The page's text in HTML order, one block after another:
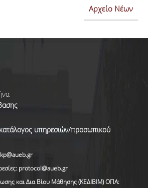
Αρχείο Νέων
υπηρεσιών/προσωπικού
protocol@aueb.gr
και Δια Βίου Μάθησης (ΚΕΔΙΒΙΜ) ΟΠΑ: